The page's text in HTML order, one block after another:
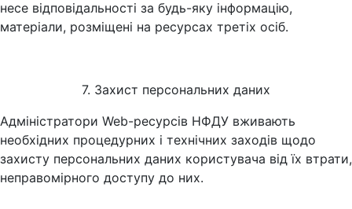
несе відповідальності за будь-яку інформацію,
матеріали, розміщені на ресурсах третіх осіб.
7. Захист персональних даних
Адміністратори Web-ресурсів НФДУ вживають
необхідних процедурних і технічних заходів щодо
захисту персональних даних користувача від їх втрати,
неправомірного доступу до них.